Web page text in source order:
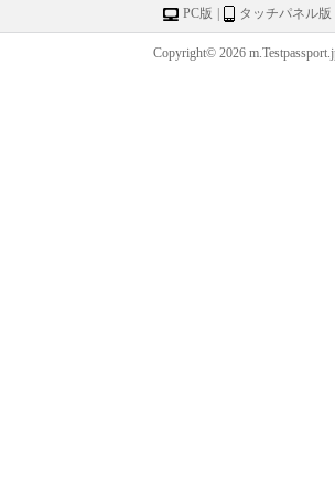
PC版 タッチパネル版
Copyright© 2026